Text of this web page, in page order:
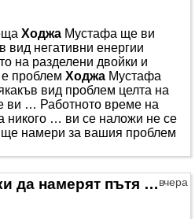
Ходжа Мустафа ще ви
вид негативни енергии
на разделени двойки и
проблем Ходжа Мустафа
вид проблем целта на
ви … Работното време на
никого … ви се наложи не се
намери за вашия проблем
вчера
Казвам се Ходжа Азизе помагам на разделени двойки да намерят пътя един към друг отново